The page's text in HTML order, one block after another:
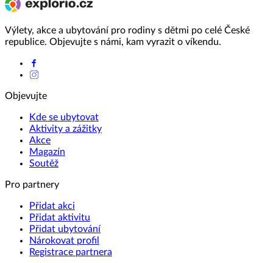
Výlety, akce a ubytování pro rodiny s dětmi po celé České
republice. Objevujte s námi, kam vyrazit o víkendu.
Objevujte
Kde se ubytovat
Aktivity a zážitky
Akce
Magazín
Soutěž
Pro partnery
Přidat akci
Přidat aktivitu
Přidat ubytování
Nárokovat profil
Registrace partnera